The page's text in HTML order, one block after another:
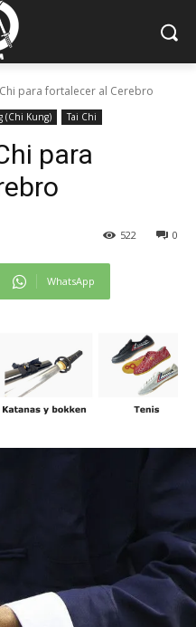
para fortalecer al Cerebro
(Chi Kung) Tai Chi
para
0
522
WhatsApp